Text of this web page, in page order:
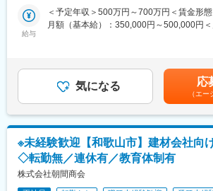
約10点の新商品がリリースされる開発スピ
の最終判断や抜本的な再発防止策の立案、
・品質管理部門のKPI設定、予算管理、メ
価・育成
・新商品の品質基準策定と最終決裁、不備
・全社的な品質保証体制の構築、高度化（
化を含む）
・経営層や開発、製造各部門と連携し、組
決定
・品質管理手法や最新技術の導入による部
給与
＜予定年収＞500万円～700万円＜賃金形
月額（基本給）：350,000円～500,000円
給(月額)は固定手当を含めた表記です。
気になる 応
（エー
※未経験歓迎【和歌山市】建材会社向
◇転勤無／連休有／教育体制有
株式会社朝間商会